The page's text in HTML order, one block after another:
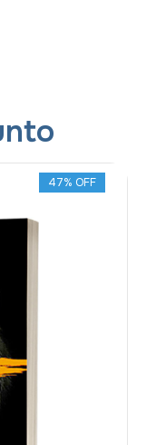
47% OFF